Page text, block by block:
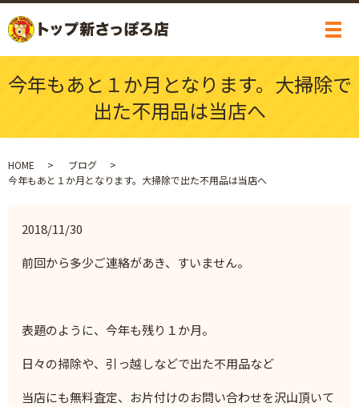
メ
今年もあと１か月となります。大掃除で
出た不用品は当店へ
HOME
ブログ
今年もあと１か月となります。大掃除で出た不用品は当店へ
2018/11/30
前回から多少ご連絡があき、すいません。
表題のように、今年も残り１か月。
日々の掃除や、引っ越しなどで出た不用品など
当店にも無料査定、お片付けのお問い合わせを沢山頂いて